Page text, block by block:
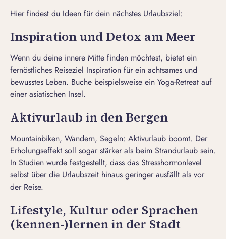
Hier findest du Ideen für dein nächstes Urlaubsziel:
Inspiration und Detox am Meer
Wenn du deine innere Mitte finden möchtest, bietet ein
fernöstliches Reiseziel Inspiration für ein achtsames und
bewusstes Leben. Buche beispielsweise ein Yoga-Retreat auf
einer asiatischen Insel.
Aktivurlaub in den Bergen
Mountainbiken, Wandern, Segeln: Aktivurlaub boomt. Der
Erholungseffekt soll sogar stärker als beim Strandurlaub sein.
In Studien wurde festgestellt, dass das Stresshormonlevel
selbst über die Urlaubszeit hinaus geringer ausfällt als vor
der Reise.
Lifestyle, Kultur oder Sprachen
(kennen-)lernen in der Stadt